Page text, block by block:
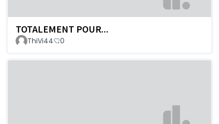
TOTALEMENT POUR...
ThiVi44 0